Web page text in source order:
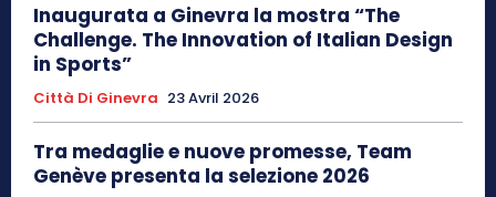
Inaugurata a Ginevra la mostra “The
Challenge. The Innovation of Italian Design
in Sports”
Città Di Ginevra 23 Avril 2026
Tra medaglie e nuove promesse, Team
Genève presenta la selezione 2026